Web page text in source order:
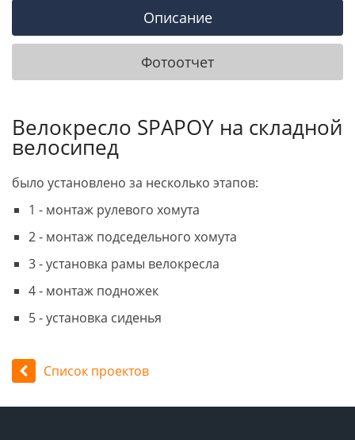
Описание
Фотоотчет
Велокресло SPAPOY на складной
велосипед
было установлено за несколько этапов:
1 - монтаж рулевого хомута
2 - монтаж подседельного хомута
3 - установка рамы велокресла
4 - монтаж подножек
5 - установка сиденья
Список проектов